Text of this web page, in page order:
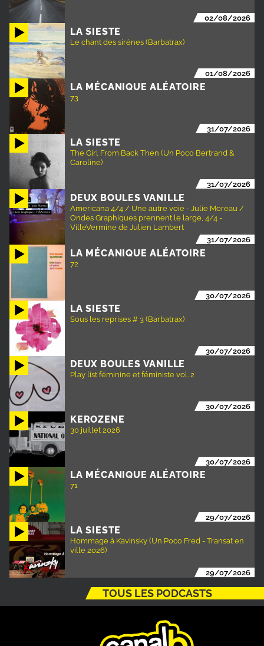
02/08/2026
LA SIESTE
Le chant des sirènes (Barbatrax)
01/08/2026
LA MÉCANIQUE ALÉATOIRE
73
31/07/2026
LA SIESTE
The Girl From Back Then (Un Poco Bertrand &
Caroline)
31/07/2026
DEUX BOULES VANILLE
Americana 4/4 / Une autre voie - Julie Moreau /
Ondes Graphiques prennent le large, 4/4 -
VilleVermine de Julien Lambert
31/07/2026
LA MÉCANIQUE ALÉATOIRE
72
30/07/2026
LA SIESTE
Sous les reprises # 3 (Barbatrax)
30/07/2026
DEUX BOULES VANILLE
Play list féminine et féministe vol. 2
30/07/2026
KEROZENE
30 juillet 2026
30/07/2026
LA MÉCANIQUE ALÉATOIRE
71
29/07/2026
LA SIESTE
Hommage à Kavinsky (Un Poco Fred - Transat en
ville 2026)
29/07/2026
TOUS LES PODCASTS